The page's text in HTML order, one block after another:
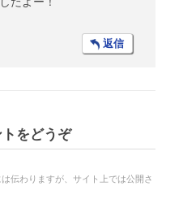
返信
をどうぞ
伝わりますが、サイト上では公開さ